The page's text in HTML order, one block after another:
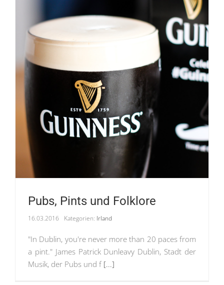
Pubs, Pints und Folklore
16.03.2016 Kategorien: Irland
"In Dublin, you're never more than 20 paces from
a pint." James Patrick Dunleavy Dublin, Stadt der
Musik, der Pubs und f [...]